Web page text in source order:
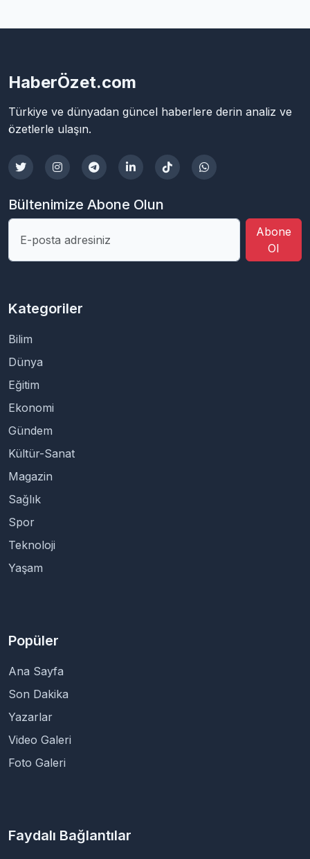
HaberÖzet.com
Türkiye ve dünyadan güncel haberlere derin analiz ve
özetlerle ulaşın.
Bültenimize Abone Olun
Abone
Ol
Kategoriler
Bilim
Dünya
Eğitim
Ekonomi
Gündem
Kültür-Sanat
Magazin
Sağlık
Spor
Teknoloji
Yaşam
Popüler
Ana Sayfa
Son Dakika
Yazarlar
Video Galeri
Foto Galeri
Faydalı Bağlantılar